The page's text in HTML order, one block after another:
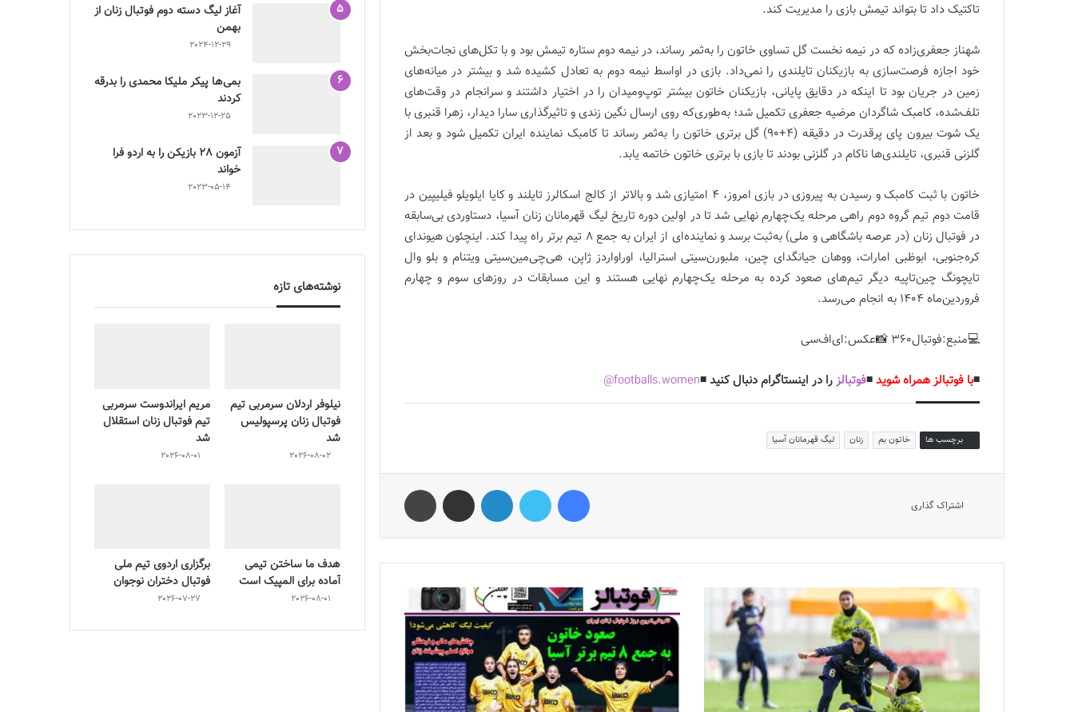
تاکتیک داد تا بتواند تیمش بازی را مدیریت کند.
شهناز جعفری‌زاده که در نیمه نخست گل تساوی خاتون را به‌ثمر رساند، در نیمه دوم ستاره تیمش بود و با تکل‌های نجات‌بخش
خود اجازه فرصت‌سازی به بازیکنان تایلندی را نمی‌داد. بازی در اواسط نیمه دوم به تعادل کشیده شد و بیشتر در میانه‌های
زمین در جریان بود تا اینکه در دقایق پایانی، بازیکنان خاتون بیشتر توپ‌ومیدان را در اختیار داشتند و سرانجام در وقت‌های
تلف‌شده، کامبک شاگردان مرضیه جعفری تکمیل شد؛ به‌طوری‌که روی ارسال نگین زندی و تاثیرگذاری سارا دیدار، زهرا قنبری با
یک شوت بیرون پای پرقدرت در دقیقه (4+90) گل برتری خاتون را به‌ثمر رساند تا کامبک نماینده ایران تکمیل شود و بعد از
گلزنی قنبری، تایلندی‌ها ناکام در گلزنی بودند تا بازی با برتری خاتون خاتمه یابد.
خاتون با ثبت کامبک و رسیدن به پیروزی در بازی امروز، 4 امتیازی شد و بالاتر از کالج اسکالرز تایلند و کایا ایلویلو فیلیپین در
قامت دوم تیم گروه دوم راهی مرحله یک‌چهارم نهایی شد تا در اولین دوره تاریخ لیگ قهرمانان زنان آسیا، دستاوردی بی‌سابقه
در فوتبال زنان (در عرصه باشگاهی و ملی) به‌ثبت برسد و نماینده‌ای از ایران به جمع 8 تیم برتر راه پیدا کند. اینچئون هیوندای
کره‌جنوبی، ابوظبی امارات، ووهان جیانگدای چین، ملبورن‌سیتی استرالیا، اوراواردز ژاپن، هی‌چی‌مین‌سیتی ویتنام و بلو وال
تایچونگ چین‌تاپیه دیگر تیم‌های صعود کرده به مرحله یک‌چهارم نهایی هستند و این مسابقات در روزهای سوم و چهارم
فروردین‌ماه 1404 به انجام می‌رسد.
💻منبع:فوتبال360 📸عکس:ای‌اف‌سی
◾️با فوتبالز همراه شوید◾️فوتبالزرا در اینستاگرام دنبال کنید ◾️footballs.women@
برچسب ها خاتون بم زنان لیگ قهرمانان آسیا
اشتراک گذاری
آغاز لیگ دسته دوم فوتبال زنان از
بهمن
2024-12-29
بمی‌ها پیکر ملیکا محمدی را بدرقه
کردند
2023-12-25
آزمون 28 بازیکن را به اردو فرا
خواند
2023-05-14
نوشته‌های تازه
نیلوفر اردلان سرمربی تیم
فوتبال زنان پرسپولیس
شد
2026-08-02
مریم ایراندوست سرمربی
تیم فوتبال زنان استقلال
شد
2026-08-01
هدف ما ساختن تیمی
آماده برای المپیک است
2026-08-01
برگزاری اردوی تیم ملی
فوتبال دختران نوجوان
2026-07-27